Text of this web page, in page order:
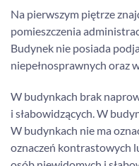
Na pierwszym piętrze
pomieszczenia
Budynek nie posiada
niepełnosprawnych oraz
W budynkach brak
i słabowidzących. W
W budynkach nie ma
oznaczeń kontrastowych